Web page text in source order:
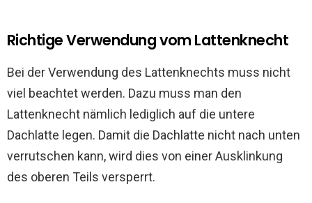
Richtige Verwendung vom Lattenknecht
Bei der Verwendung des Lattenknechts muss nicht
viel beachtet werden. Dazu muss man den
Lattenknecht nämlich lediglich auf die untere
Dachlatte legen. Damit die Dachlatte nicht nach unten
verrutschen kann, wird dies von einer Ausklinkung
des oberen Teils versperrt.